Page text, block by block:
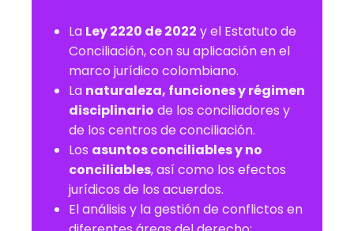
La Ley 2220 de 2022 y el Estatuto de
Conciliación, con su aplicación en el
marco jurídico colombiano.
La naturaleza, funciones y régimen
disciplinario de los conciliadores y
de los centros de conciliación.
Los asuntos conciliables y no
conciliables, así como los efectos
jurídicos de los acuerdos.
El análisis y la gestión de conflictos en